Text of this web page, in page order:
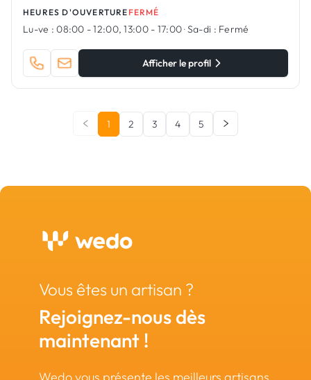
HEURES D'OUVERTURE FERMÉ
Lu-ve : 08:00 - 12:00, 13:00 - 17:00·Sa-di : Fermé
Afficher le profil
1 2 3 4 5
Vous êtes un artisan ?
Rejoignez-nous dès
maintenant !